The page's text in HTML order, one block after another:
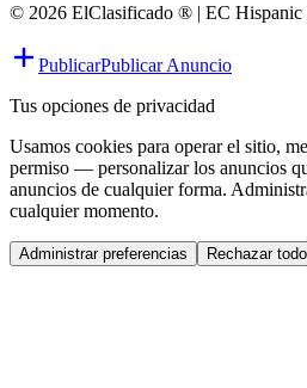
© 2026 ElClasificado ® | EC Hispanic
PublicarPublicar Anuncio
Tus opciones de privacidad
Usamos cookies para operar el sitio,
permiso — personalizar los anuncios
anuncios de cualquier forma.
cualquier momento.
Administrar preferencias Rechazar todo